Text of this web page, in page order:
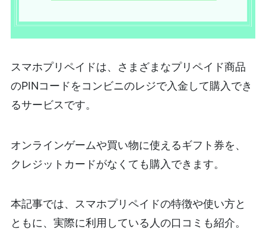
スマホプリペイドは、さまざまなプリペイド商品
のPINコードをコンビニのレジで入金して購入でき
るサービスです。
オンラインゲームや買い物に使えるギフト券を、
クレジットカードがなくても購入できます。
本記事では、スマホプリペイドの特徴や使い方と
ともに、実際に利用している人の口コミも紹介。